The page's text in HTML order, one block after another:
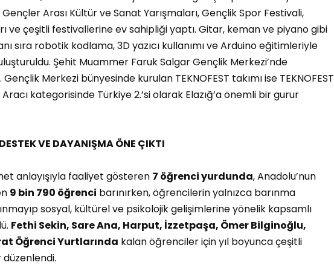
Arası Kültür ve Sanat Yarışmaları, Gençlik Spor Festivali,
ve çeşitli festivallerine ev sahipliği yaptı. Gitar, keman ve piyano gibi
sıra robotik kodlama, 3D yazıcı kullanımı ve Arduino eğitimleriyle
Şehit Muammer Faruk Salgar Gençlik Merkezi’nde
Gençlik Merkezi bünyesinde kurulan TEKNOFEST takımı ise TEKNOFEST
Aracı kategorisinde Türkiye 2.’si olarak Elazığ’a önemli bir gurur
VE DAYANIŞMA ÖNE ÇIKTI
anlayışıyla faaliyet gösteren 7 öğrenci yurdunda, Anadolu’nun
9 bin 790 öğrenci barınırken, öğrencilerin yalnızca barınma
sosyal, kültürel ve psikolojik gelişimlerine yönelik kapsamlı
Fethi Sekin, Sare Ana, Harput, İzzetpaşa, Ömer Bilginoğlu,
Öğrenci Yurtlarında kalan öğrenciler için yıl boyunca çeşitli